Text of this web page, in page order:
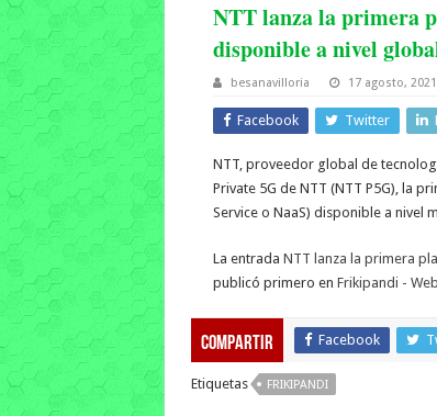
NTT lanza la primera
disponible a nivel
besanavilloria 17 agosto, 2021
Facebook Twitter
NTT, proveedor global de
Private 5G de NTT (NTT P5G), la
Service o NaaS) disponible a nivel
La entrada NTT lanza la primera
publicó primero en Frikipandi -
Compartir Facebook
Etiquetas FRIKIPANDI